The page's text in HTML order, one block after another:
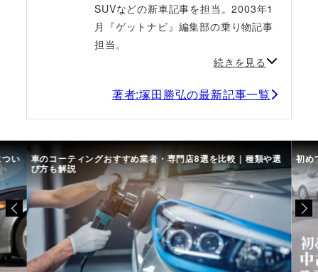
SUVなどの新車記事を担当。2003年1
月『ゲットナビ』編集部の乗り物記事
担当。
続きを見る
著者:塚田勝弘の最新記事一覧
い 車のコーティングおすすめ業者・専門店8選を比較｜種類や選
び方も解説
初め